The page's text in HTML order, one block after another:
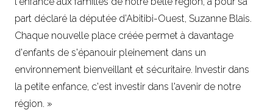
part déclaré la députée d’Abitibi-Ouest, Suzanne Blais.
Chaque nouvelle place créée permet à davantage
d'enfants de s'épanouir pleinement dans un
environnement bienveillant et sécuritaire. Investir dans
la petite enfance, c'est investir dans l'avenir de notre
région. »